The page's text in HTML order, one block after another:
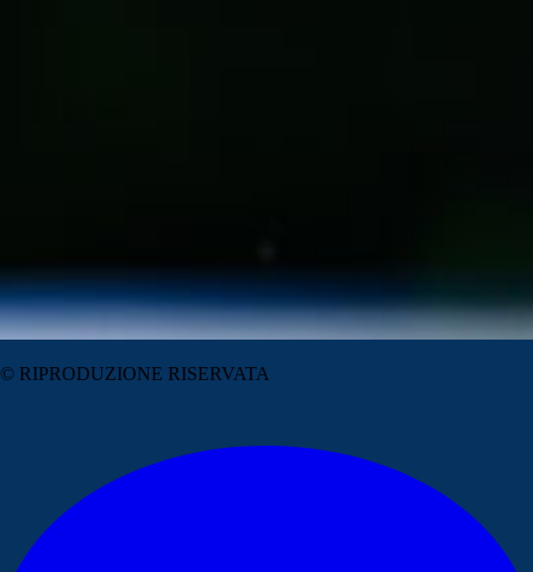
© RIPRODUZIONE RISERVATA